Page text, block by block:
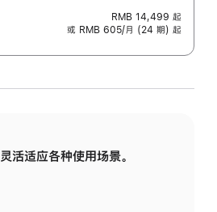
RMB 14,499 起
或 RMB 605/月 (24 期) 起
活适应各种使用场景。